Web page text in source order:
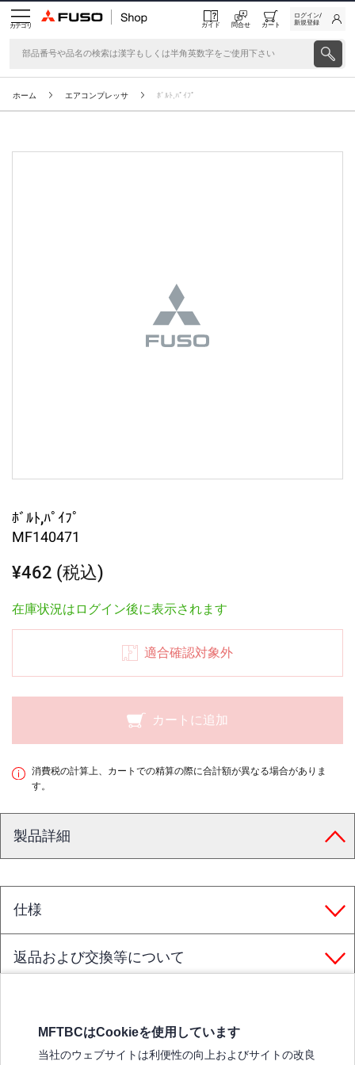
カテゴリ ガイド 問合せ カート
ログイン/
新規登録
ホーム エアコンプレッサ ﾎﾞﾙﾄ,ﾊﾟｲﾌﾟ
ﾎﾞﾙﾄ,ﾊﾟｲﾌﾟ
MF140471
¥462 (税込)
在庫状況はログイン後に表示されます
適合確認対象外
カートに追加
消費税の計算上、カートでの精算の際に合計額が異なる場合がありま
す。
製品詳細
仕様
返品および交換等について
MFTBCはCookieを使用しています
当社のウェブサイトは利便性の向上およびサイトの改良